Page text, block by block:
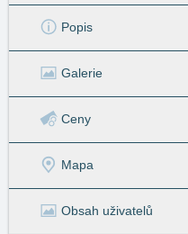
Popis
Galerie
Ceny
Mapa
Obsah uživatelů